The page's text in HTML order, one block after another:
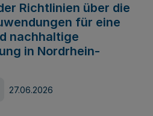
Richtlinien über die
für eine
nachhaltige
in Nordrhein-
27.06.2026